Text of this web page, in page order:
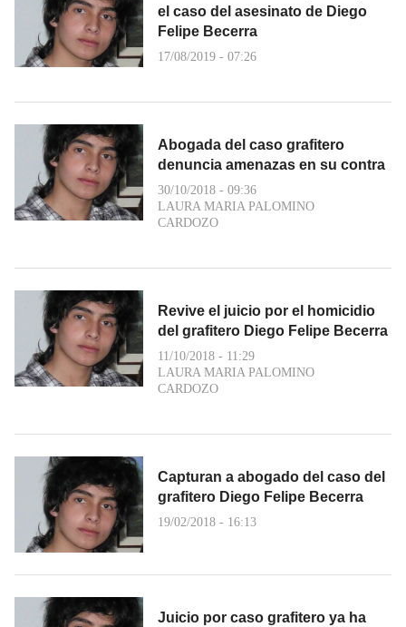
el caso del asesinato de Diego
Felipe Becerra
17/08/2019 - 07:26
Abogada del caso grafitero
denuncia amenazas en su contra
30/10/2018 - 09:36
LAURA MARIA PALOMINO
CARDOZO
Revive el juicio por el homicidio
del grafitero Diego Felipe Becerra
11/10/2018 - 11:29
LAURA MARIA PALOMINO
CARDOZO
Capturan a abogado del caso del
grafitero Diego Felipe Becerra
19/02/2018 - 16:13
Juicio por caso grafitero ya ha